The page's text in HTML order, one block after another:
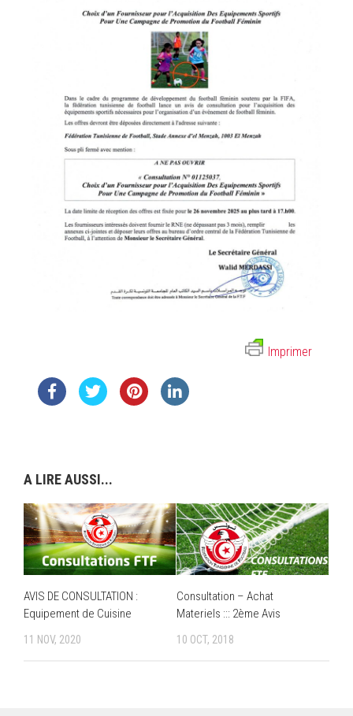
Imprimer
A LIRE AUSSI...
AVIS DE CONSULTATION :
Equipement de Cuisine
11 NOV, 2020
Consultation – Achat
Materiels ::: 2ème Avis
10 OCT, 2018